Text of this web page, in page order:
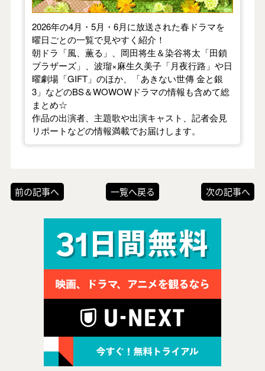
2026年の4月・5月・6月に放送された春ドラマを
曜日ごとの一覧で見やすく紹介！
朝ドラ「風、薫る」、岡田将生＆染谷将太「田鎖
ブラザーズ」、波瑠×麻生久美子「月夜行路」や日
曜劇場「GIFT」のほか、「あきない世傳 金と銀
3」などのBS＆WOWOWドラマの情報も含めて総
まとめ☆
作品の出演者、主題歌や出演キャスト、記者会見
リポートなどの情報満載でお届けします。
前の記事へ 一覧へ戻る 次の記事へ